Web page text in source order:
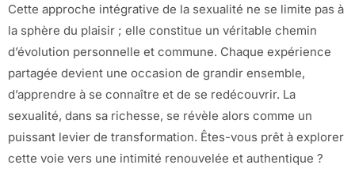
Cette approche intégrative de la sexualité ne se limite pas à
la sphère du plaisir ; elle constitue un véritable chemin
d’évolution personnelle et commune. Chaque expérience
partagée devient une occasion de grandir ensemble,
d’apprendre à se connaître et de se redécouvrir. La
sexualité, dans sa richesse, se révèle alors comme un
puissant levier de transformation. Êtes-vous prêt à explorer
cette voie vers une intimité renouvelée et authentique ?